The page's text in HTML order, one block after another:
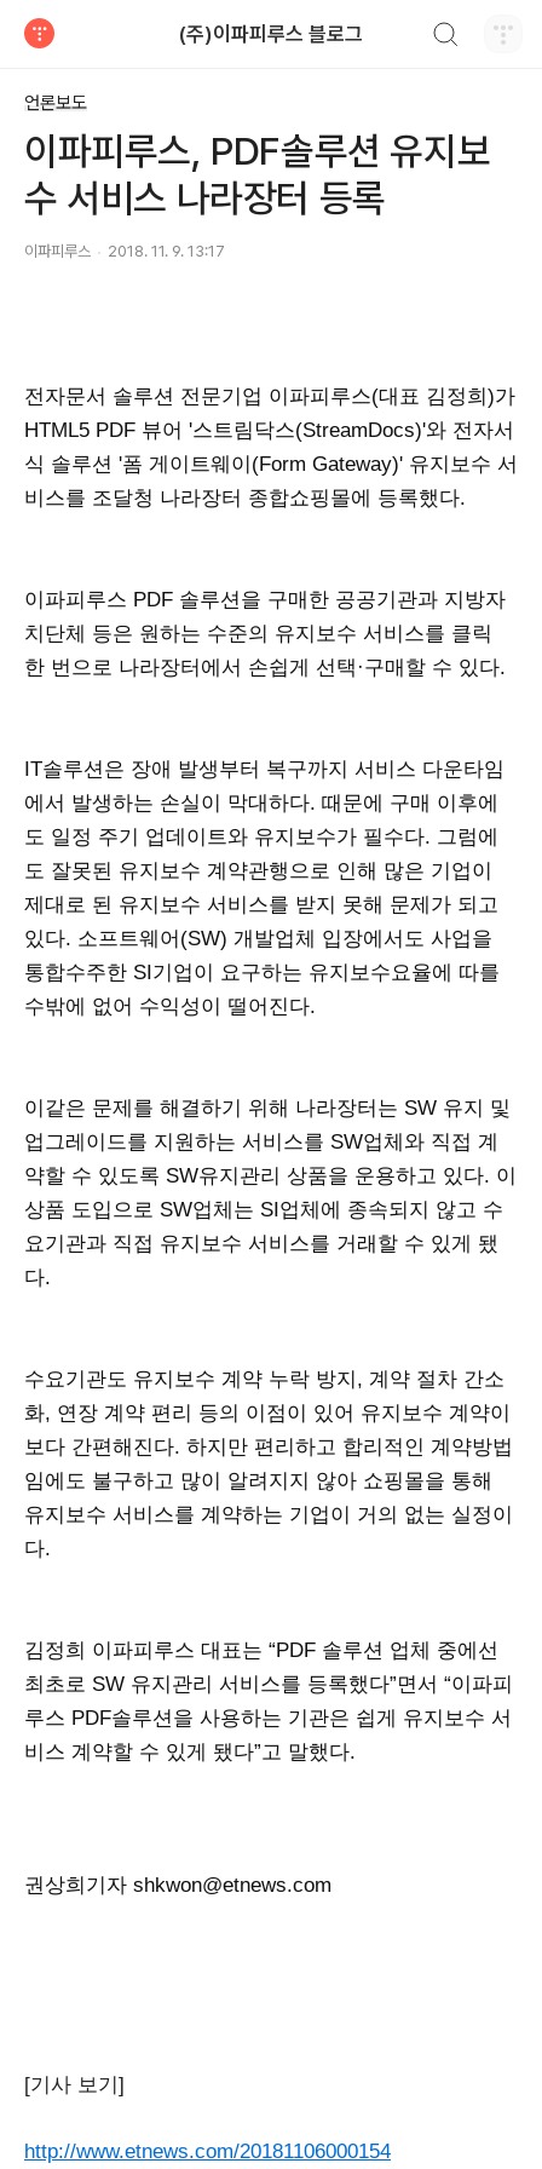
(주)이파피루스 블로그
언론보도
이파피루스, PDF솔루션 유지보
수 서비스 나라장터 등록
이파피루스 2018. 11. 9. 13:17
전자문서 솔루션 전문기업 이파피루스(대표 김정희)가
HTML5 PDF 뷰어 '스트림닥스(StreamDocs)'와 전자서
식 솔루션 '폼 게이트웨이(Form Gateway)' 유지보수 서
비스를 조달청 나라장터 종합쇼핑몰에 등록했다.
이파피루스 PDF 솔루션을 구매한 공공기관과 지방자
치단체 등은 원하는 수준의 유지보수 서비스를 클릭
한 번으로 나라장터에서 손쉽게 선택·구매할 수 있다.
IT솔루션은 장애 발생부터 복구까지 서비스 다운타임
에서 발생하는 손실이 막대하다. 때문에 구매 이후에
도 일정 주기 업데이트와 유지보수가 필수다. 그럼에
도 잘못된 유지보수 계약관행으로 인해 많은 기업이
제대로 된 유지보수 서비스를 받지 못해 문제가 되고
있다. 소프트웨어(SW) 개발업체 입장에서도 사업을
통합수주한 SI기업이 요구하는 유지보수요율에 따를
수밖에 없어 수익성이 떨어진다.
이같은 문제를 해결하기 위해 나라장터는 SW 유지 및
업그레이드를 지원하는 서비스를 SW업체와 직접 계
약할 수 있도록 SW유지관리 상품을 운용하고 있다. 이
상품 도입으로 SW업체는 SI업체에 종속되지 않고 수
요기관과 직접 유지보수 서비스를 거래할 수 있게 됐
다.
수요기관도 유지보수 계약 누락 방지, 계약 절차 간소
화, 연장 계약 편리 등의 이점이 있어 유지보수 계약이
보다 간편해진다. 하지만 편리하고 합리적인 계약방법
임에도 불구하고 많이 알려지지 않아 쇼핑몰을 통해
유지보수 서비스를 계약하는 기업이 거의 없는 실정이
다.
김정희 이 파피루스 대표는 “PDF 솔루션 업체 중에선
최초로 SW 유지관리 서비스를 등록했다”면서 “이파피
루스 PDF솔루션을 사용하는 기관은 쉽게 유지보수 서
비스 계약할 수 있게 됐다”고 말했다.
권상희기자 shkwon@etnews.com
[기사 보기]
http://www.etnews.com/20181106000154